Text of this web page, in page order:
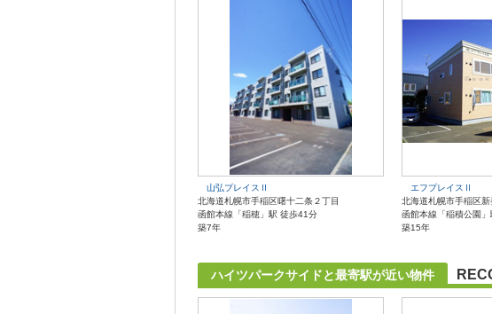
山弘プレイスⅡ
北海道札幌市手稲区曙十二条２丁目
函館本線「稲穂」駅 徒歩41分
築7年
エフプレイスⅡ
北海道札幌市手稲区新
函館本線「稲積公園
築15年
ハイツパークサイドと最寄駅が近い物件